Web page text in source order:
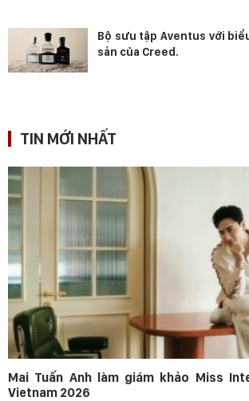
Bộ sưu tập Aventus với
sản của Creed.
TIN MỚI NHẤT
Mai Tuấn Anh làm giám khảo Miss
Vietnam 2026